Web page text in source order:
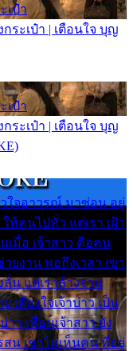
เป๋า
ระเป๋า | เตือนใจ บุญ
เป๋า
ระเป๋า | เตือนใจ บุญ
วใจอาวรณ์ มาซ่อน อยู่
ห้คนไปทั่ว แต่เรา เฝ้า
เมื่อ เจ้าสาว คือคน
ยงาน พอถึงเวลา เขา
น แต่เราล้างจาน
เคียงใจเจ้าบ่าว เป็น
ว เพื่อนเจ้าสาว ยัง
น เขาไม่เห็นคน ที่อยู่